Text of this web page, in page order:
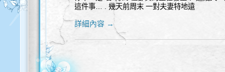
這件事… . 幾天前周末 一對夫妻特地遠
詳細內容 →